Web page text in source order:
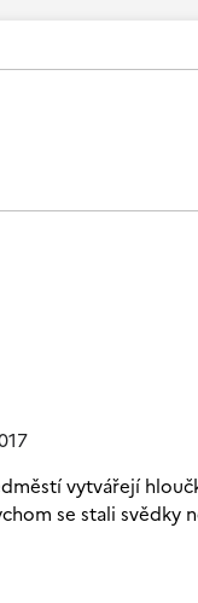
vytvářejí
se stali